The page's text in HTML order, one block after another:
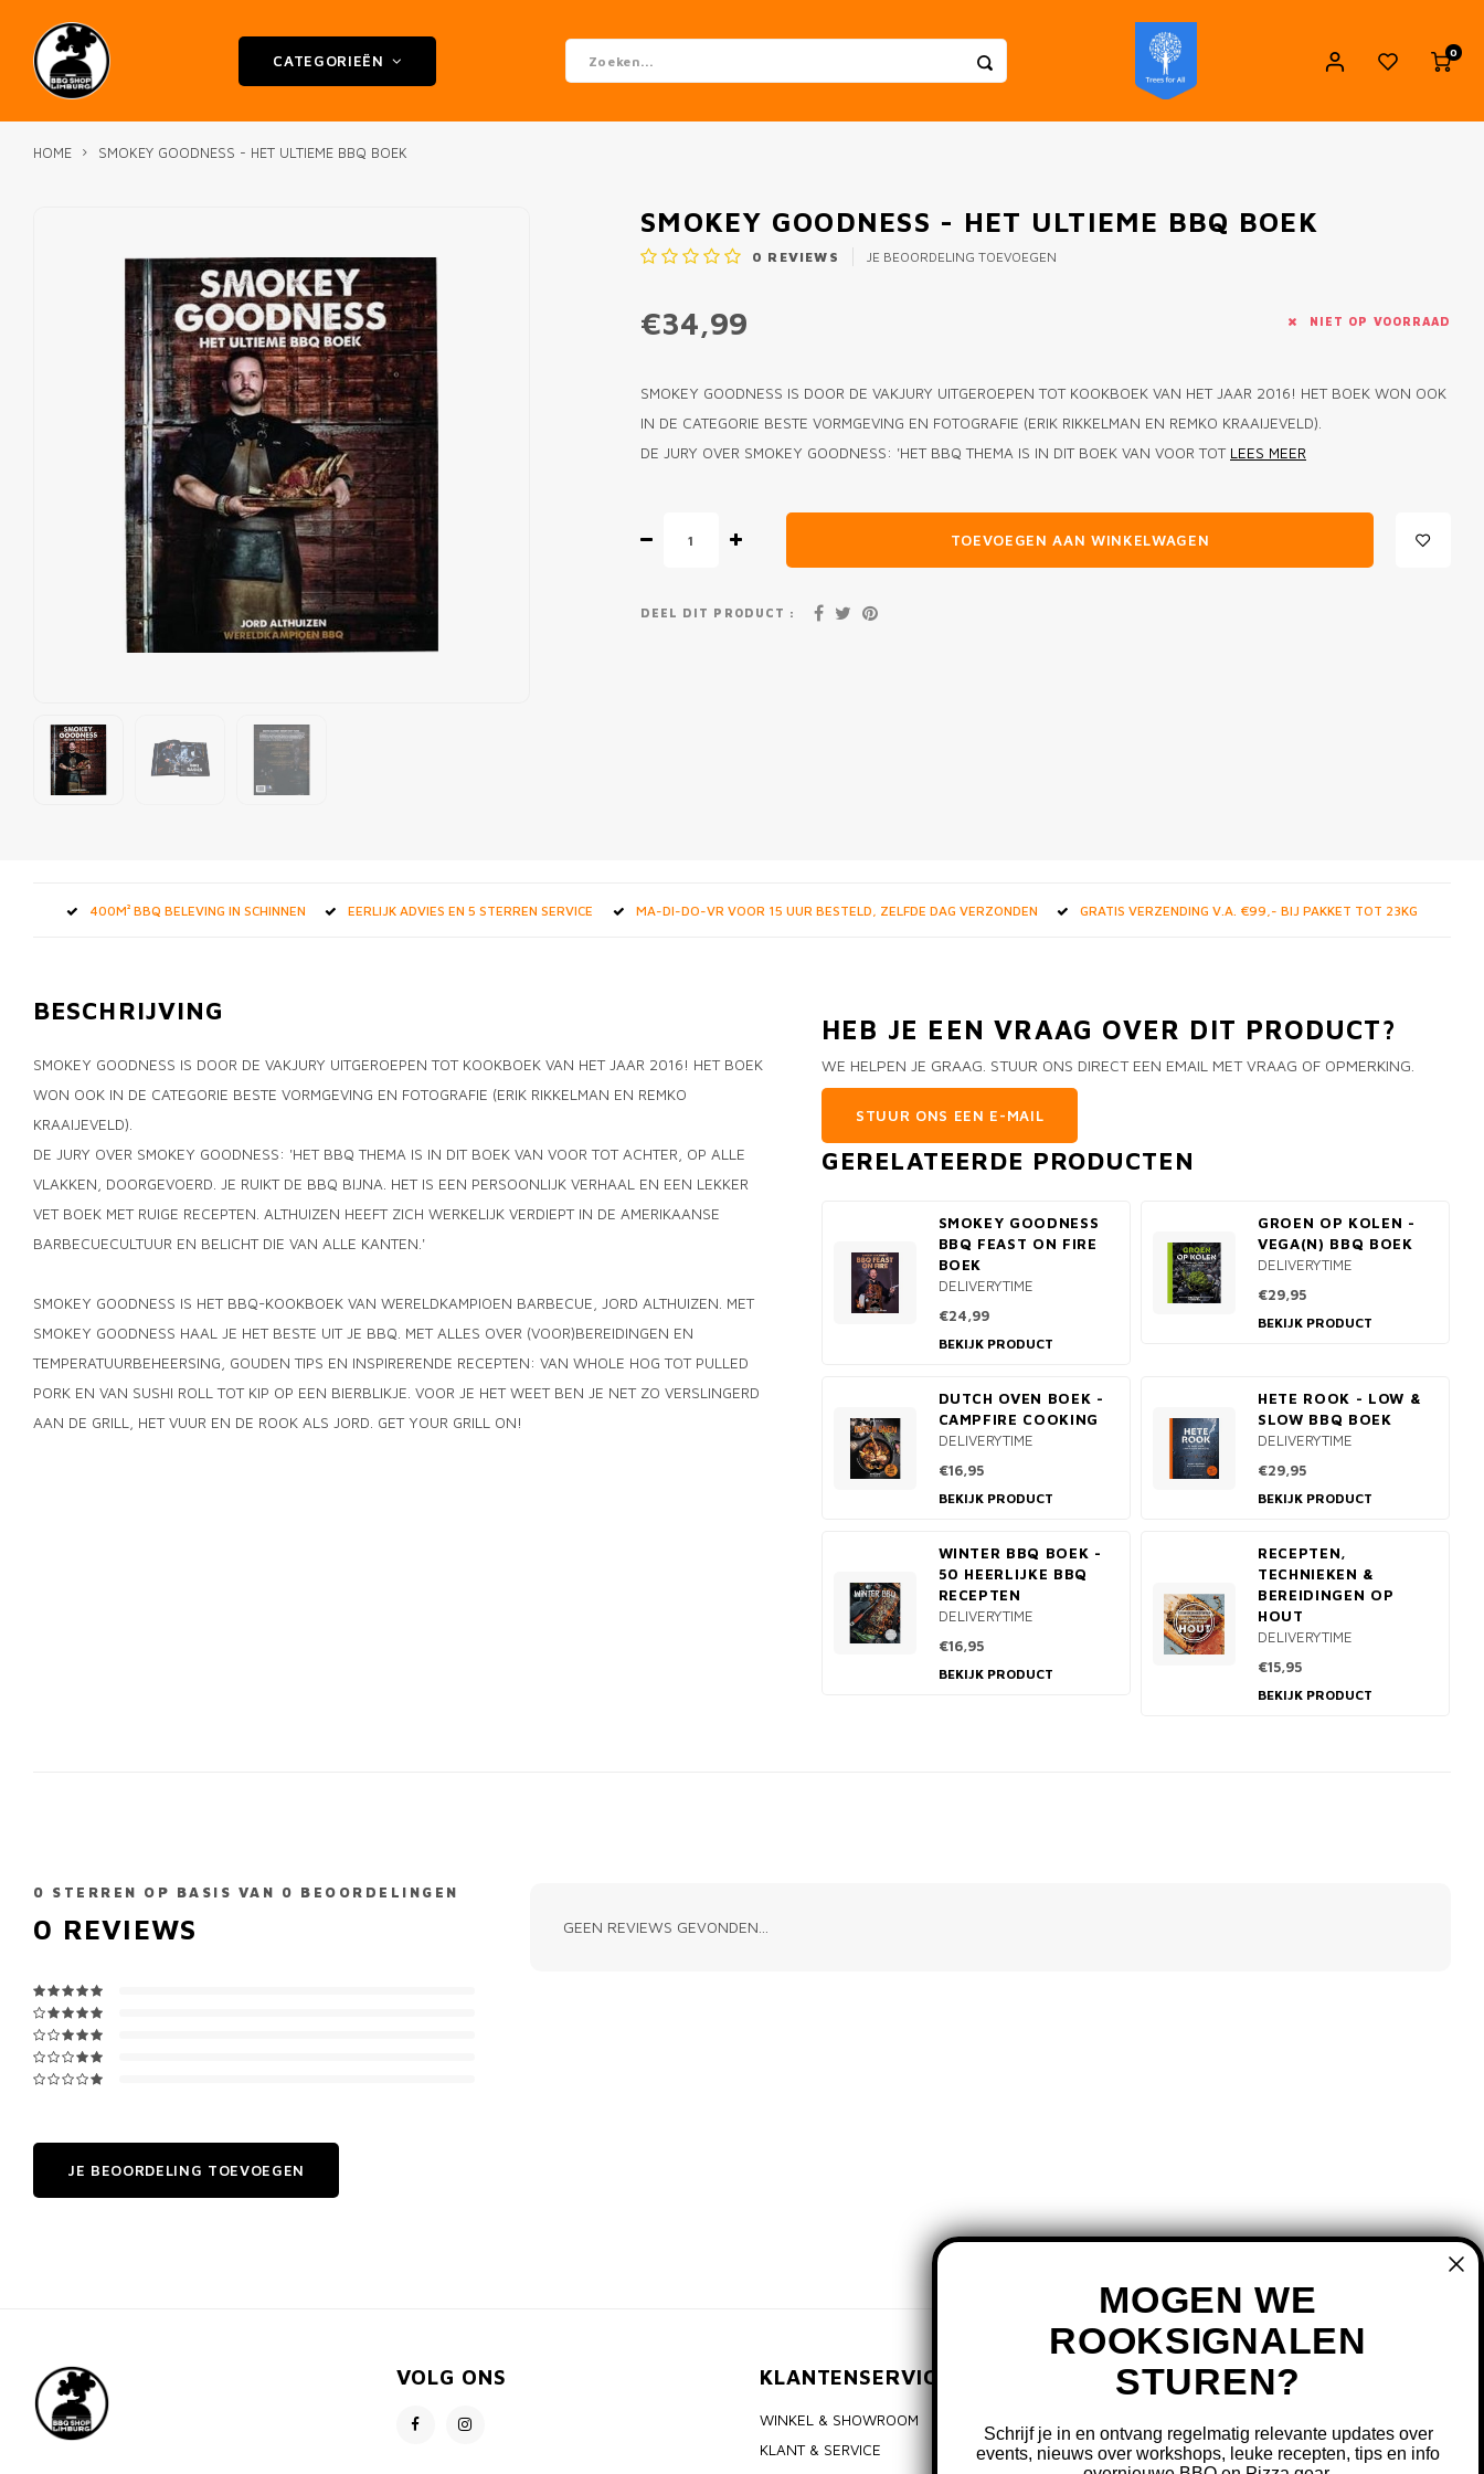
CATEGORIEËN
0
HOME SMOKEY GOODNESS - HET ULTIEME BBQ BOEK
SMOKEY GOODNESS - HET ULTIEME BBQ BOEK
0 REVIEWS JE BEOORDELING TOEVOEGEN
€34,99 NIET OP VOORRAAD
SMOKEY GOODNESS IS DOOR DE VAKJURY UITGEROEPEN TOT KOOKBOEK VAN HET JAAR 2016! HET BOEK WON OOK
IN DE CATEGORIE BESTE VORMGEVING EN FOTOGRAFIE (ERIK RIKKELMAN EN REMKO KRAAIJEVELD).
DE JURY OVER SMOKEY GOODNESS: 'HET BBQ THEMA IS IN DIT BOEK VAN VOOR TOT LEES MEER
TOEVOEGEN AAN WINKELWAGEN
DEEL DIT PRODUCT :
400M² BBQ BELEVING IN SCHINNEN EERLIJK ADVIES EN 5 STERREN SERVICE MA-DI-DO-VR VOOR 15 UUR BESTELD, ZELFDE DAG VERZONDEN GRATIS VERZENDING V.A. €99,- BIJ PAKKET TOT 23KG
BESCHRIJVING
SMOKEY GOODNESS IS DOOR DE VAKJURY UITGEROEPEN TOT KOOKBOEK VAN HET JAAR 2016! HET BOEK
WON OOK IN DE CATEGORIE BESTE VORMGEVING EN FOTOGRAFIE (ERIK RIKKELMAN EN REMKO
KRAAIJEVELD).
DE JURY OVER SMOKEY GOODNESS: 'HET BBQ THEMA IS IN DIT BOEK VAN VOOR TOT ACHTER, OP ALLE
VLAKKEN, DOORGEVOERD. JE RUIKT DE BBQ BIJNA. HET IS EEN PERSOONLIJK VERHAAL EN EEN LEKKER
VET BOEK MET RUIGE RECEPTEN. ALTHUIZEN HEEFT ZICH WERKELIJK VERDIEPT IN DE AMERIKAANSE
BARBECUECULTUUR EN BELICHT DIE VAN ALLE KANTEN.'
SMOKEY GOODNESS IS HET BBQ-KOOKBOEK VAN WERELDKAMPIOEN BARBECUE, JORD ALTHUIZEN. MET
SMOKEY GOODNESS HAAL JE HET BESTE UIT JE BBQ. MET ALLES OVER (VOOR)BEREIDINGEN EN
TEMPERATUURBEHEERSING, GOUDEN TIPS EN INSPIRERENDE RECEPTEN: VAN WHOLE HOG TOT PULLED
PORK EN VAN SUSHI ROLL TOT KIP OP EEN BIERBLIKJE. VOOR JE HET WEET BEN JE NET ZO VERSLINGERD
AAN DE GRILL, HET VUUR EN DE ROOK ALS JORD. GET YOUR GRILL ON!
HEB JE EEN VRAAG OVER DIT PRODUCT?
WE HELPEN JE GRAAG. STUUR ONS DIRECT EEN EMAIL MET VRAAG OF OPMERKING.
STUUR ONS EEN E-MAIL
GERELATEERDE PRODUCTEN
SMOKEY GOODNESS
BBQ FEAST ON FIRE
BOEK
DELIVERYTIME
€24,99
BEKIJK PRODUCT
GROEN OP KOLEN -
VEGA(N) BBQ BOEK
DELIVERYTIME
€29,95
BEKIJK PRODUCT
DUTCH OVEN BOEK -
CAMPFIRE COOKING
DELIVERYTIME
€16,95
BEKIJK PRODUCT
HETE ROOK - LOW &
SLOW BBQ BOEK
DELIVERYTIME
€29,95
BEKIJK PRODUCT
WINTER BBQ BOEK -
50 HEERLIJKE BBQ
RECEPTEN
DELIVERYTIME
€16,95
BEKIJK PRODUCT
RECEPTEN,
TECHNIEKEN &
BEREIDINGEN OP
HOUT
DELIVERYTIME
€15,95
BEKIJK PRODUCT
0 STERREN OP BASIS VAN 0 BEOORDELINGEN
0 REVIEWS
JE BEOORDELING TOEVOEGEN
GEEN REVIEWS GEVONDEN...
VOLG ONS KLANTENSERVICE
WINKEL & SHOWROOM
KLANT & SERVICE
MIJN ACCOUNT
MIJN BESTELLINGEN
MOGEN WE
ROOKSIGNALEN
STUREN?
Schrijf je in en ontvang regelmatig relevante updates over
events, nieuws over workshops, leuke recepten, tips en info